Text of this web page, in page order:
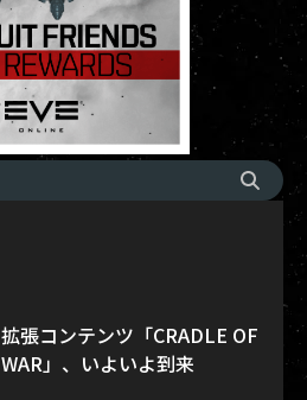
拡張コンテンツ「CRADLE OF
WAR」、いよいよ到来